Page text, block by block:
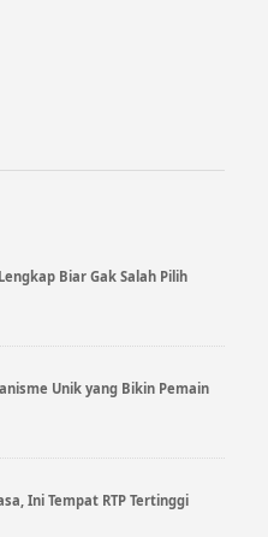
Biar Gak Salah Pilih
Unik yang Bikin Pemain
Ini Tempat RTP Tertinggi